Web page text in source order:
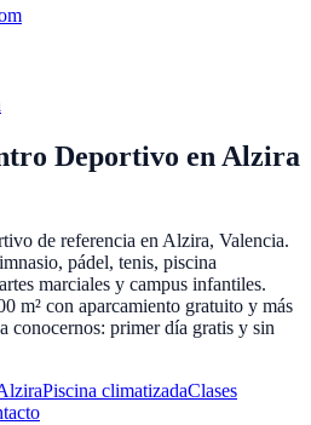
Deportivo en Alzira
de referencia en Alzira, Valencia.
pádel, tenis, piscina
marciales y campus infantiles.
m² con aparcamiento gratuito y más
conocernos: primer día gratis y sin
Piscina climatizadaClases